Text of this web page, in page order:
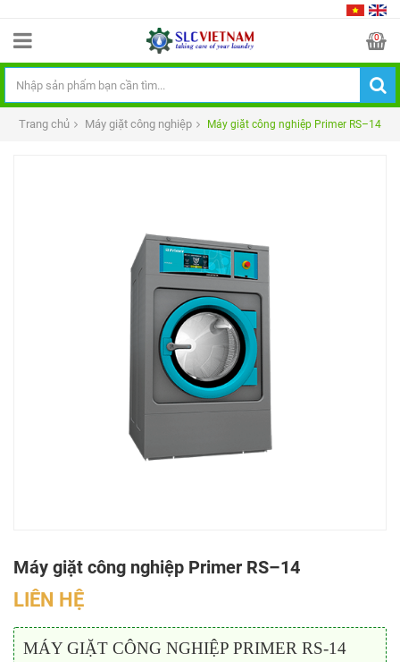
0
Trang chủ Máy giặt công nghiệp Máy giặt công nghiệp Primer RS–14
Máy giặt công nghiệp Primer RS–14
LIÊN HỆ
MÁY GIẶT CÔNG NGHIỆP PRIMER RS-14